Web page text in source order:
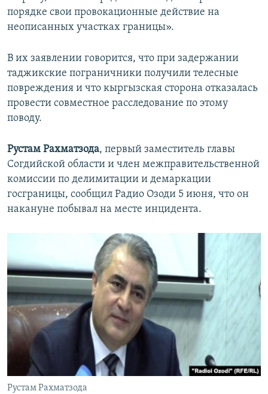
порядке свои провокационные действие на
неописанных участках границы».
В их заявлении говорится, что при задержании
таджикские пограничники получили телесные
повреждения и что кыргызская сторона отказалась
провести совместное расследование по этому
поводу.
Рустам Рахматзода, первый заместитель главы
Согдийской области и член межправительственной
комиссии по делимитации и демаркации
госграницы, сообщил Радио Озоди 5 июня, что он
накануне побывал на месте инцидента.
Рустам Рахматзода